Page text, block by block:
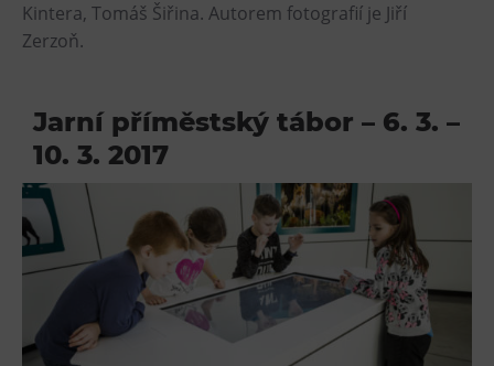
Kintera, Tomáš Šiřina. Autorem fotografií je Jiří
Zerzoň.
Jarní příměstský tábor – 6. 3. –
10. 3. 2017